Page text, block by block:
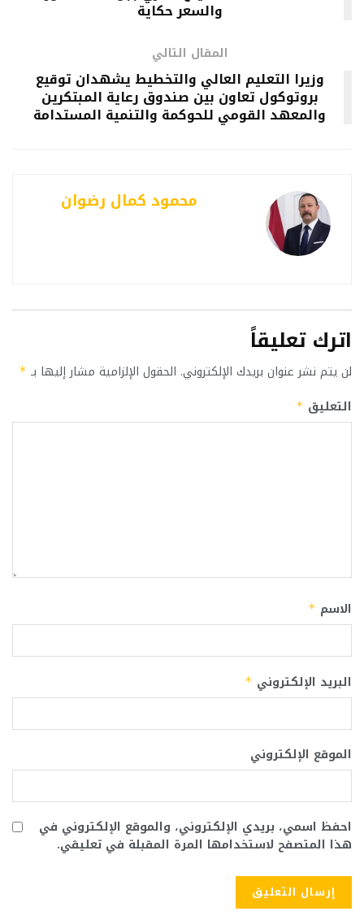
والسعر حكاية
المقال التالي
وزيرا التعليم العالي والتخطيط يشهدان توقيع
بروتوكول تعاون بين صندوق رعاية المبتكرين
والمعهد القومي للحوكمة والتنمية المستدامة
محمود كمال رضوان
اترك تعليقاً
لن يتم نشر عنوان بريدك الإلكتروني. الحقول الإلزامية مشار إليها بـ *
التعليق *
الاسم *
البريد الإلكتروني *
الموقع الإلكتروني
احفظ اسمي، بريدي الإلكتروني، والموقع الإلكتروني في
هذا المتصفح لاستخدامها المرة المقبلة في تعليقي.